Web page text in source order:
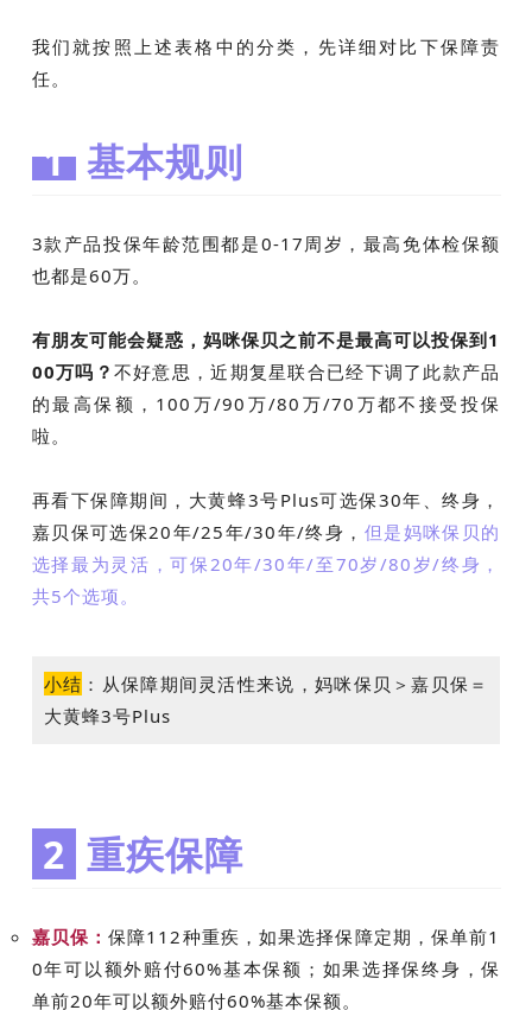
我们就按照上述表格中的分类，先详细对比下保障责
任。
1基本规则
3款产品投保年龄范围都是0-17周岁，最高免体检保额
也都是60万。
有朋友可能会疑惑，妈咪保贝之前不是最高可以投保到1
00万吗？ 不好意思，近期复星联合已经下调了此款产品
的最高保额，100万/90万/80万/70万都不接受投保
啦。
再看下保障期间，大黄蜂3号Plus可选保30年、终身，
嘉贝保可选保20年/25年/30年/终身， 但是妈咪保贝的
选择最为灵活，可保20年/30年/至70岁/80岁/终身，
共5个选项。
小结 ： 从保障期间灵活性来说，妈咪保贝＞嘉贝保＝
大黄蜂3号Plus
2 重疾保障
嘉贝保：保障112种重疾，如果选择保障定期，保单前1
0年可以额外赔付60%基本保额；如果选择保终身，保
单前20年可以额外赔付60%基本保额。